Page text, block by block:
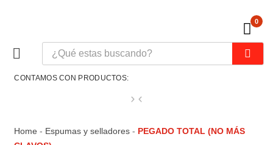
0
CONTAMOS CON PRODUCTOS:
Home - Espumas y selladores - PEGADO TOTAL (NO MÁS